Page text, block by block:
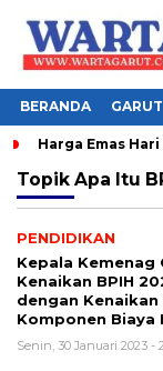
BERANDA
Harga Emas
Topik Apa Itu
PENDIDIKAN
Kepala Kemenag
Kenaikan BPIH
dengan Kenaikan
Komponen Biaya
Senin, 30 Januari 2023 -